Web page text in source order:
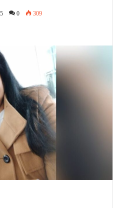
0 309